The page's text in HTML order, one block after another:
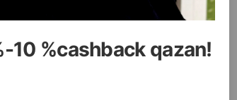
10 %cashback qazan!
1 шт
11.20